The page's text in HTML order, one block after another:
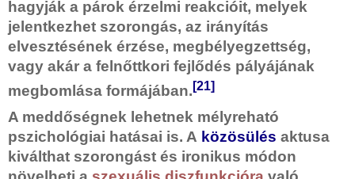
hagyják a párok érzelmi reakcióit, melyek
jelentkezhet szorongás, az irányítás
elvesztésének érzése, megbélyegzettség,
vagy akár a felnőttkori fejlődés pályájának
megbomlása formájában. [21]
A meddőségnek lehetnek mélyreható
pszichológiai hatásai is. A közösülés aktusa
kiválthat szorongást és ironikus módon